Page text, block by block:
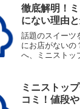
徹底解説します
メニュー選びで
考にしてくださ
徹底解明！
にない理由
話題のスイーツ
にお店がないの
へ、ミニストッ
ストップが山
でき、最寄り
かる必見の記事
ミニストッ
コミ！値段